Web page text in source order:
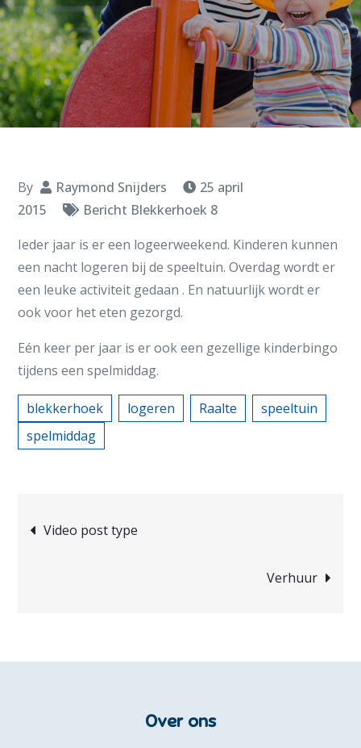
By Raymond Snijders
25 april
2015
Bericht Blekkerhoek 8
Ieder jaar is er een logeerweekend. Kinderen kunnen
een nacht logeren bij de speeltuin. Overdag wordt er
een leuke activiteit gedaan . En natuurlijk wordt er
ook voor het eten gezorgd.
Eén keer per jaar is er ook een gezellige kinderbingo
tijdens een spelmiddag.
blekkerhoek logeren Raalte
speeltuin
spelmiddag
Bericht
Video post type
Verhuur
Over ons